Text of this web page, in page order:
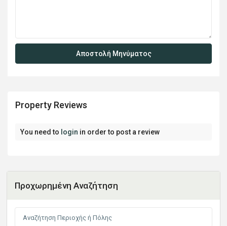
Property Reviews
You need to login in order to post a review
Προχωρημένη Αναζήτηση